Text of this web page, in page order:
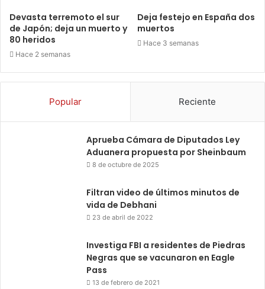
Devasta terremoto el sur
de Japón; deja un muerto y
80 heridos
Hace 2 semanas
Deja festejo en España dos
muertos
Hace 3 semanas
Popular Reciente
Aprueba Cámara de Diputados Ley
Aduanera propuesta por Sheinbaum
8 de octubre de 2025
Filtran video de últimos minutos de
vida de Debhani
23 de abril de 2022
Investiga FBI a residentes de Piedras
Negras que se vacunaron en Eagle
Pass
13 de febrero de 2021